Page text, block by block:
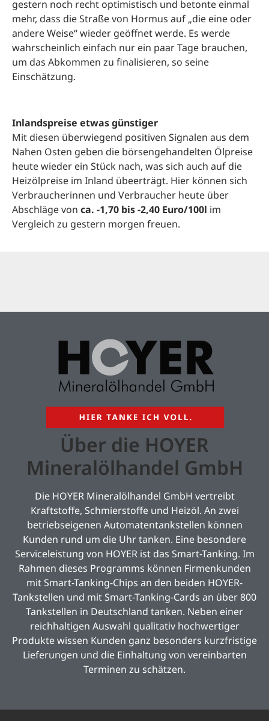
gestern noch recht optimistisch und betonte einmal
mehr, dass die Straße von Hormus auf „die eine oder
andere Weise“ wieder geöffnet werde. Es werde
wahrscheinlich einfach nur ein paar Tage brauchen,
um das Abkommen zu finalisieren, so seine
Einschätzung.
Inlandspreise etwas günstiger
Mit diesen überwiegend positiven Signalen aus dem
Nahen Osten geben die börsengehandelten Ölpreise
heute wieder ein Stück nach, was sich auch auf die
Heizölpreise im Inland übeerträgt. Hier können sich
Verbraucherinnen und Verbraucher heute über
Abschläge von ca. -1,70 bis -2,40 Euro/100l im
Vergleich zu gestern morgen freuen.
Über die HOYER
Mineralölhandel GmbH
Die HOYER Mineralölhandel GmbH vertreibt
Kraftstoffe, Schmierstoffe und Heizöl. An zwei
betriebseigenen Automatentankstellen können
Kunden rund um die Uhr tanken. Eine besondere
Serviceleistung von HOYER ist das Smart-Tanking. Im
Rahmen dieses Programms können Firmenkunden
mit Smart-Tanking-Chips an den beiden HOYER-
Tankstellen und mit Smart-Tanking-Cards an über 800
Tankstellen in Deutschland tanken. Neben einer
reichhaltigen Auswahl qualitativ hochwertiger
Produkte wissen Kunden ganz besonders kurzfristige
Lieferungen und die Einhaltung von vereinbarten
Terminen zu schätzen.